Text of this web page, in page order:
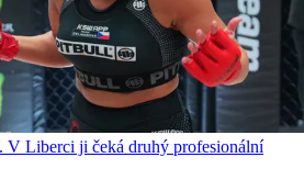
V Liberci ji čeká druhý profesionální